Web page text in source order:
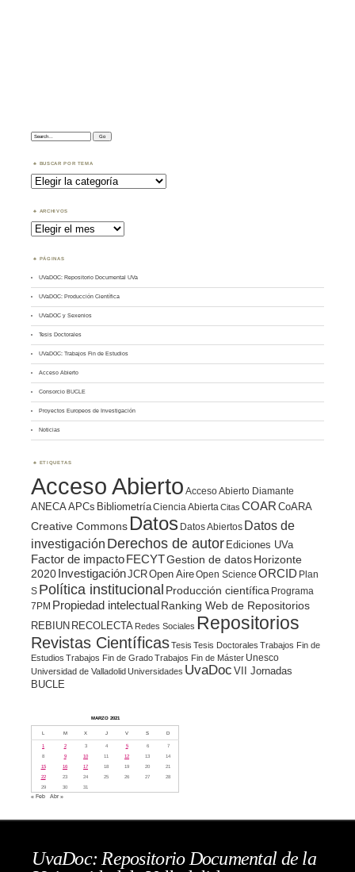
Search:
BUSCAR POR TEMA
Buscar
por
Tema
ARCHIVOS
Archivos
PÁGINAS
UVaDOC: Repositorio Documental UVa
UVaDOC: Producción Científica
UVaDOC y Sexenios
Tesis Doctorales
UVaDOC: Trabajos Fin de Estudios
Acceso Abierto
Consorcio BUCLE
Proyectos Europeos de Investigación
Noticias
ETIQUETAS
Acceso Abierto Acceso Abierto Diamante
ANECAAPCs BibliometríaCiencia Abierta Citas COAR CoARA
Creative Commons Datos Datos Abiertos Datos de
investigación Derechos de autor Ediciones UVa
Factor de impacto FECYTGestion de datosHorizonte
2020 InvestigaciónJCROpen AireOpen Science ORCID Plan
S Política institucional Producción científica Programa
7PM Propiedad intelectualRanking Web de Repositorios
REBIUN RECOLECTA Redes Sociales Repositorios
Revistas CientíficasTesis Tesis Doctorales Trabajos Fin de
Estudios Trabajos Fin de GradoTrabajos Fin de Máster Unesco
Universidad de Valladolid Universidades UvaDoc VII Jornadas
BUCLE
MARZO 2021
L M X J V S D
1 2 3 4 5 6
7
8
9 10 11 12 13
14
15
16 17 18 19 20
21
22
23 24 25 26 27
28
29
30 31
« Feb Abr »
UvaDoc: Repositorio Documental de la